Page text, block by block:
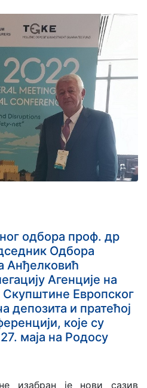
одбора проф. др
Одбора
Анђелковић
Агенције на
Европског
депозита и пратећој
које су
маја на Родосу
изабран је нови сазив